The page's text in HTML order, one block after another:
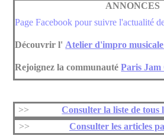
ANNONCES
Page Facebook pour suivre l'actualité
Découvrir l' Atelier d'impro
Rejoignez la communauté Paris Jam
>> Consulter la liste de tous
>>
Consulter les articles